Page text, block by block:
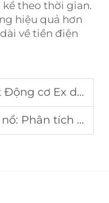
theo thời gian.
hiệu quả hơn
về tiền điện
vực Nguy hiểm Công nghiệp
ích cho sử dụng công nghiệp